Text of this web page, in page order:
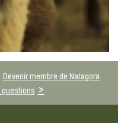
Devenir membre de Natagora